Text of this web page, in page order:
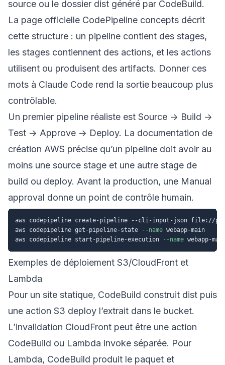
source ou le dossier dist généré par CodeBuild.
La page officielle CodePipeline concepts décrit
cette structure : un pipeline contient des stages,
les stages contiennent des actions, et les actions
utilisent ou produisent des artifacts. Donner ces
mots à Claude Code rend la sortie beaucoup plus
contrôlable.
Un premier pipeline réaliste est Source -> Build ->
Test -> Approve -> Deploy. La documentation de
création AWS précise qu’un pipeline doit avoir au
moins une source stage et une autre stage de
build ou deploy. Avant la production, une Manual
approval donne un point de contrôle humain.
aws codepipeline create-pipeline --cli-input-json file://
aws codepipeline get-pipeline-state
--name webapp-main
aws codepipeline start-pipeline-execution
--name
Exemples de déploiement S3/CloudFront et
Lambda
Pour un site statique, CodeBuild construit dist puis
une action S3 deploy l’extrait dans le bucket.
L’invalidation CloudFront peut être une action
CodeBuild ou Lambda invoke séparée. Pour
Lambda, CodeBuild produit le paquet et